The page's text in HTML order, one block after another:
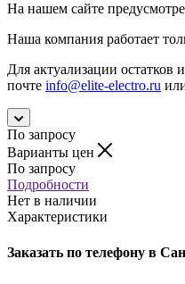
На нашем сайте
Наша компания работает
Для актуализации
почте info@elite-electro.ru
По запросу
Варианты цен
По запросу
Подробности
Нет в наличии
Характеристики
Заказать по телефону в